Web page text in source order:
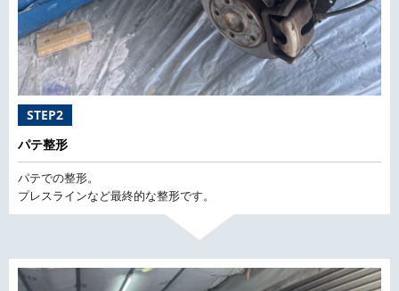
STEP2
パテ整形
パテでの整形。
プレスラインなど最終的な整形です。